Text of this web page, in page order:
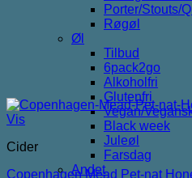
Porter/Stouts/
Røgøl
Øl
Tilbud
6pack2go
Alkoholfri
Glutenfri
Vegan/
Black week
Juleøl
Farsdag
Andet
Vis
Cider
Copenhagen Mead Pet-nat